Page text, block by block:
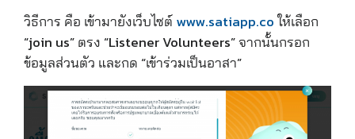
วิธีการ คือ เข้ามายังเว็บไซต์www.satiapp.coให้เลือก
“join us”ตรง “Listener Volunteers”จากนั้นกรอก
ข้อมูลส่วนตัว และกด “เข้าร่วมเป็นอาสา”